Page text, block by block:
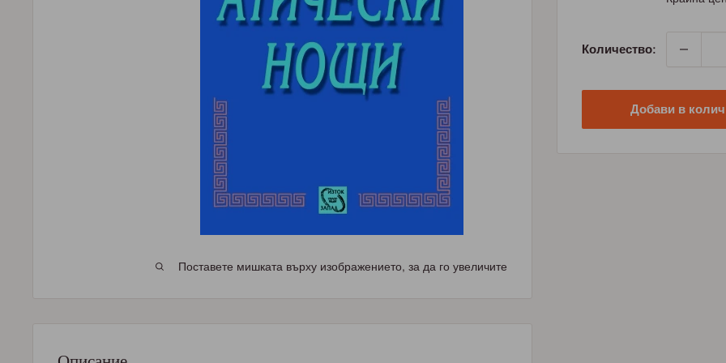
Поставете мишката върху изображението, за да го увеличите
Количество:
Добави в